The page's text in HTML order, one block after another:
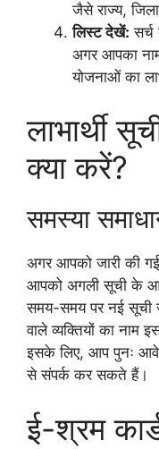
जैसे राज्य,
लिस्ट देखें:
अगर आपका
योजनाओं का
लाभार्थी
क्या करें?
समस्या
अगर आपको जारी की
आपको अगली सूची के
समय-समय पर नई सूची
वाले व्यक्तियों का नाम
इसके लिए, आप पुनः
से संपर्क कर सकते हैं।
ई-श्रम